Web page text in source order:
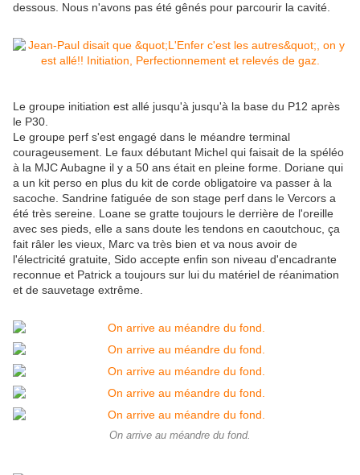
dessous. Nous n'avons pas été gênés pour parcourir la cavité.
Le groupe initiation est allé jusqu'à jusqu'à la base du P12 après
le P30.
Le groupe perf s'est engagé dans le méandre terminal
courageusement. Le faux débutant Michel qui faisait de la spéléo
à la MJC Aubagne il y a 50 ans était en pleine forme. Doriane qui
a un kit perso en plus du kit de corde obligatoire va passer à la
sacoche. Sandrine fatiguée de son stage perf dans le Vercors a
été très sereine. Loane se gratte toujours le derrière de l'oreille
avec ses pieds, elle a sans doute les tendons en caoutchouc, ça
fait râler les vieux, Marc va très bien et va nous avoir de
l'électricité gratuite, Sido accepte enfin son niveau d'encadrante
reconnue et Patrick a toujours sur lui du matériel de réanimation
et de sauvetage extrême.
On arrive au méandre du fond.